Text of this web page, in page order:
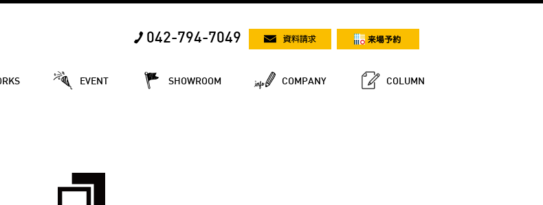
042-794-7049
EVENT SHOWROOM COMPANY COLUMN